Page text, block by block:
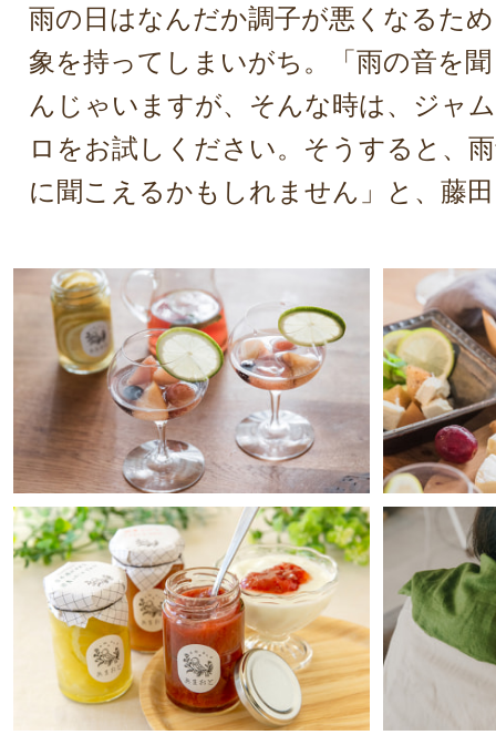
雨の日はなんだか調子が悪くなるた
象を持ってしまいがち。「雨の音を
んじゃいますが、そんな時は、ジャ
ロをお試しください。そうすると、
に聞こえるかもしれません」と、藤